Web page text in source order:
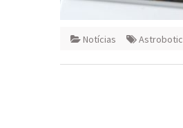
Notícias Astrobotic